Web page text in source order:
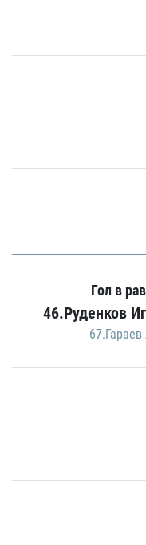
Гол в
46.Руденков